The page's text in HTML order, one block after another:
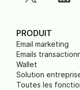
PRODUIT
Email marketing
Emails
Wallet
Solution
Toutes les